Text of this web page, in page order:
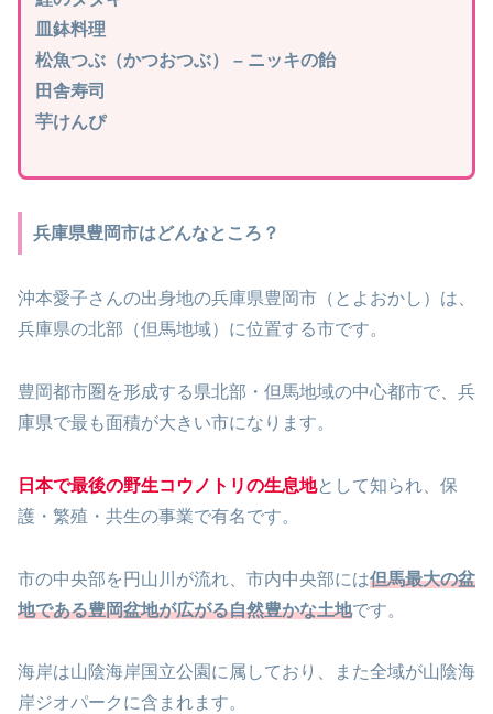
皿鉢料理
松魚つぶ（かつおつぶ） – ニッキの飴
田舎寿司
芋けんぴ
兵庫県豊岡市はどんなところ？
沖本愛子さんの出身地の兵庫県豊岡市（とよおかし）は、
兵庫県の北部（但馬地域）に位置する市です。
豊岡都市圏を形成する県北部・但馬地域の中心都市で、兵
庫県で最も面積が大きい市になります。
日本で最後の野生コウノトリの生息地として知られ、保
護・繁殖・共生の事業で有名です。
市の中央部を円山川が流れ、市内中央部には但馬最大の盆
地である豊岡盆地が広がる自然豊かな土地です。
海岸は山陰海岸国立公園に属しており、また全域が山陰海
岸ジオパークに含まれます。